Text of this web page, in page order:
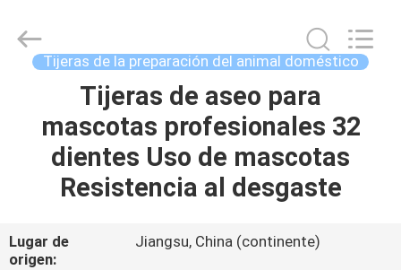
HOGAR
PRODUCTOS
NOSOTROS
Jincheng
Scissors
Tijeras de la preparación del animal doméstico
Tijeras de aseo para
mascotas profesionales 32
dientes Uso de mascotas
Resistencia al desgaste
Lugar de
origen:
Jiangsu, China (continente)